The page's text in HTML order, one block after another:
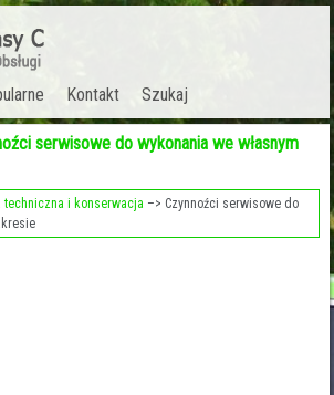
Kontakt Szukaj
serwisowe do wykonania we własnym
techniczna i konserwacja –> Czynnoźci serwisowe do